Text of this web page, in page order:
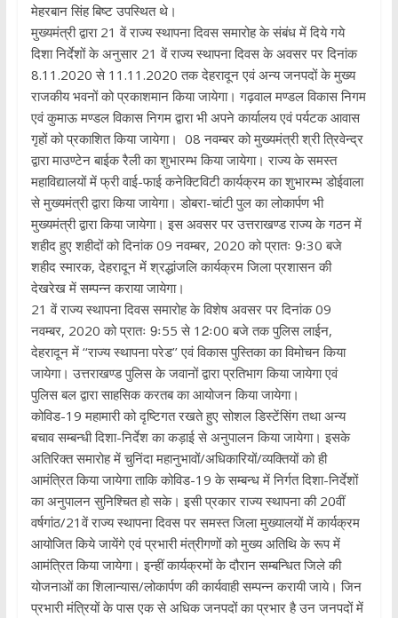
मेहरबान सिंह बिष्ट उपस्थित थे।
मुख्यमंत्री द्वारा 21 वें राज्य स्थापना दिवस समारोह के संबंध में दिये गये
दिशा निर्देशों के अनुसार 21 वें राज्य स्थापना दिवस के अवसर पर दिनांक
8.11.2020 से 11.11.2020 तक देहरादून एवं अन्य जनपदों के मुख्य
राजकीय भवनों को प्रकाशमान किया जायेगा। गढ़वाल मण्डल विकास निगम
एवं कुमाऊ मण्डल विकास निगम द्वारा भी अपने कार्यालय एवं पर्यटक आवास
गृहों को प्रकाशित किया जायेगा। 08 नवम्बर को मुख्यमंत्री श्री त्रिवेन्द्र
द्वारा माउण्टेन बाईक रैली का शुभारम्भ किया जायेगा। राज्य के समस्त
महाविद्यालयों में फ्री वाई-फाई कनेक्टिविटी कार्यक्रम का शुभारम्भ डोईवाला
से मुख्यमंत्री द्वारा किया जायेगा। डोबरा-चांटी पुल का लोकार्पण भी
मुख्यमंत्री द्वारा किया जायेगा। इस अवसर पर उत्तराखण्ड राज्य के गठन में
शहीद हुए शहीदों को दिनांक 09 नवम्बर, 2020 को प्रातः 9ः30 बजे
शहीद स्मारक, देहरादून में श्रद्धांजलि कार्यक्रम जिला प्रशासन की
देखरेख में सम्पन्न कराया जायेगा।
21 वें राज्य स्थापना दिवस समारोह के विशेष अवसर पर दिनांक 09
नवम्बर, 2020 को प्रातः 9ः55 से 12ः00 बजे तक पुलिस लाईन,
देहरादून में ‘‘राज्य स्थापना परेड’’ एवं विकास पुस्तिका का विमोचन किया
जायेगा। उत्तराखण्ड पुलिस के जवानों द्वारा प्रतिभाग किया जायेगा एवं
पुलिस बल द्वारा साहसिक करतब का आयोजन किया जायेगा।
कोविड-19 महामारी को दृष्टिगत रखते हुए सोशल डिस्टेंसिंग तथा अन्य
बचाव सम्बन्धी दिशा-निर्देश का कड़ाई से अनुपालन किया जायेगा। इसके
अतिरिक्त समारोह में चुनिंदा महानुभावों/अधिकारियों/व्यक्तियों को ही
आमंत्रित किया जायेगा ताकि कोविड-19 के सम्बन्ध में निर्गत दिशा-निर्देशों
का अनुपालन सुनिश्चित हो सके। इसी प्रकार राज्य स्थापना की 20वीं
वर्षगांठ/21वें राज्य स्थापना दिवस पर समस्त जिला मुख्यालयों में कार्यक्रम
आयोजित किये जायेंगे एवं प्रभारी मंत्रीगणों को मुख्य अतिथि के रूप में
आमंत्रित किया जायेगा। इन्हीं कार्यक्रमों के दौरान सम्बन्धित जिले की
योजनाओं का शिलान्यास/लोकार्पण की कार्यवाही सम्पन्न करायी जाये। जिन
प्रभारी मंत्रियों के पास एक से अधिक जनपदों का प्रभार है उन जनपदों में